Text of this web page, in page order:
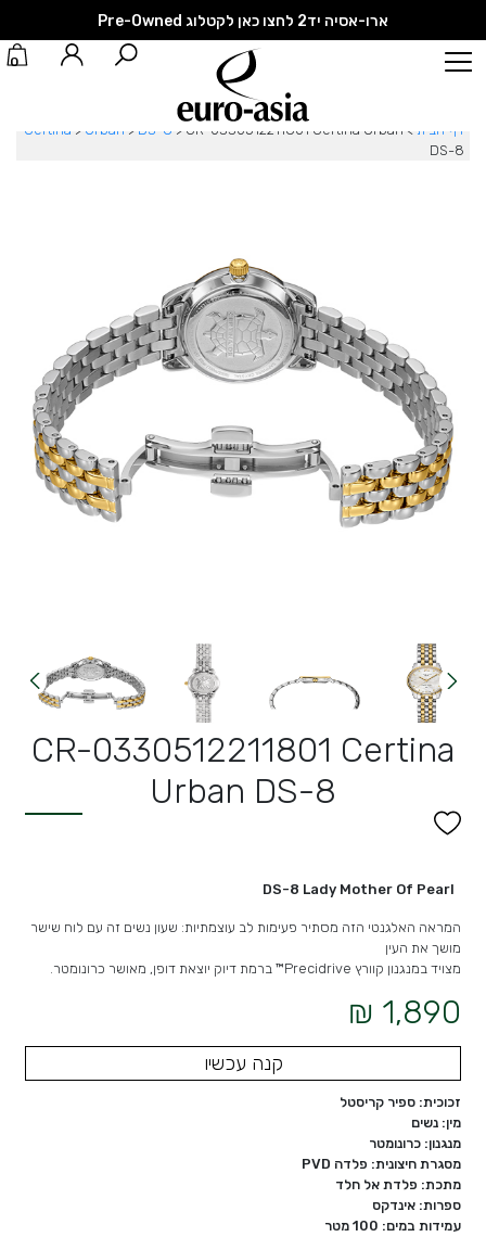
ארו-אסיה יד2 לחצו כאן לקטלוג Pre-Owned
0
דף הבית >
Certina > Urban > DS-8 > CR-0330512211801 Certina Urban
DS-8
CR-0330512211801 Certina
Urban DS-8
DS-8 Lady Mother Of Pearl
המראה האלגנטי הזה מסתיר פעימות לב עוצמתיות: שעון נשים זה עם לוח שישר
מושך את העין
מצויד במנגנון קוורץ Precidrive™ ברמת דיוק יוצאת דופן, מאושר כרונומטר.
1,890 ₪
קנה עכשיו
זכוכית: ספיר קריסטל
מין: נשים
מנגנון: כרונומטר
מסגרת חיצונית: פלדה PVD
מתכת: פלדת אל חלד
ספרות: אינדקס
עמידות במים: 100 מטר